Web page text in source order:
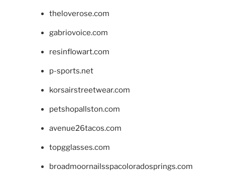
theloverose.com
gabriovoice.com
resinflowart.com
p-sports.net
korsairstreetwear.com
petshopallston.com
avenue26tacos.com
topgglasses.com
broadmoornailsspacoloradosprings.com